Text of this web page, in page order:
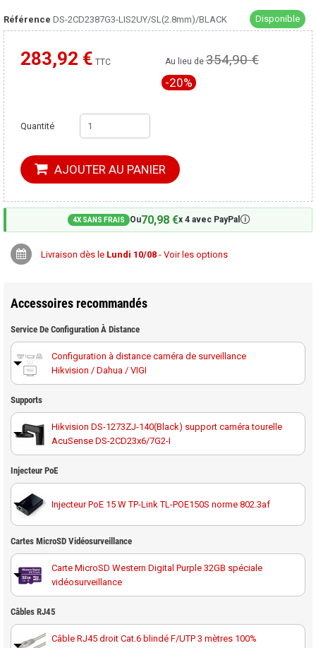
Référence DS-2CD2387G3-LIS2UY/SL(2.8mm)/BLACK Disponible
283,92 € TTC
Moins cher ailleurs ? Au lieu de354,90 €
-20%
Quantité
AJOUTER AU PANIER
4X SANS FRAIS Ou70,98 €x 4 avec PayPal 🛈
Livraison dès le Lundi 10/08 - Voir les options
Accessoires recommandés
Service De Configuration À Distance
Configuration à distance caméra de surveillance
Hikvision / Dahua / VIGI
Supports
Hikvision DS-1273ZJ-140(Black) support caméra tourelle
AcuSense DS-2CD23x6/7G2-I
Injecteur PoE
Injecteur PoE 15 W TP-Link TL-POE150S norme 802.3af
Cartes MicroSD Vidéosurveillance
Carte MicroSD Western Digital Purple 32GB spéciale
vidéosurveillance
Carte MicroSD Western Digital Purple 64GB spéciale
vidéosurveillance
Câbles RJ45
Câble RJ45 droit Cat.6 blindé F/UTP 3 mètres 100%